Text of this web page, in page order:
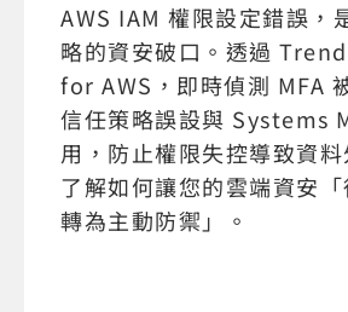
AWS IAM 權限設定錯誤，
略的資安破口。透過
for AWS，即時偵測 MFA
信任策略誤設與 Systems
用，防止權限失控導致資
了解如何讓您的雲端資安
轉為主動防禦」。